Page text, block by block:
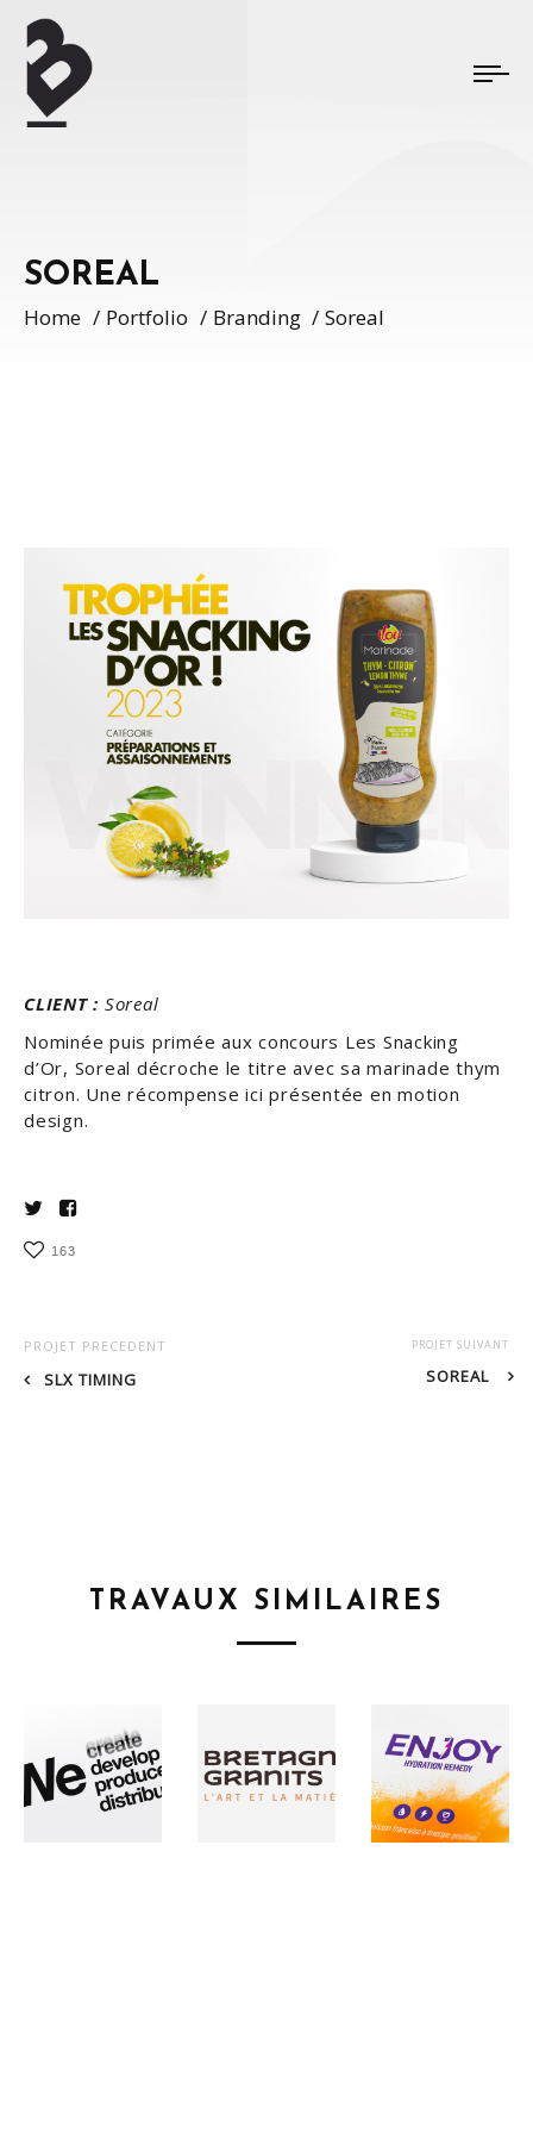
SOREAL
Home Portfolio Branding Soreal
CLIENT : Soreal
Nominée puis primée aux concours Les Snacking
d’Or, Soreal décroche le titre avec sa marinade thym
citron. Une récompense ici présentée en motion
design.
163
PROJET PRECEDENT
SLX TIMING
PROJET SUIVANT
SOREAL
TRAVAUX SIMILAIRES